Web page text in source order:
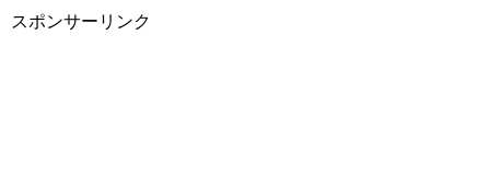
スポンサーリンク